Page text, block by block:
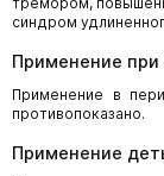
синдром
Применение
Применение в
противопоказано.
Применение